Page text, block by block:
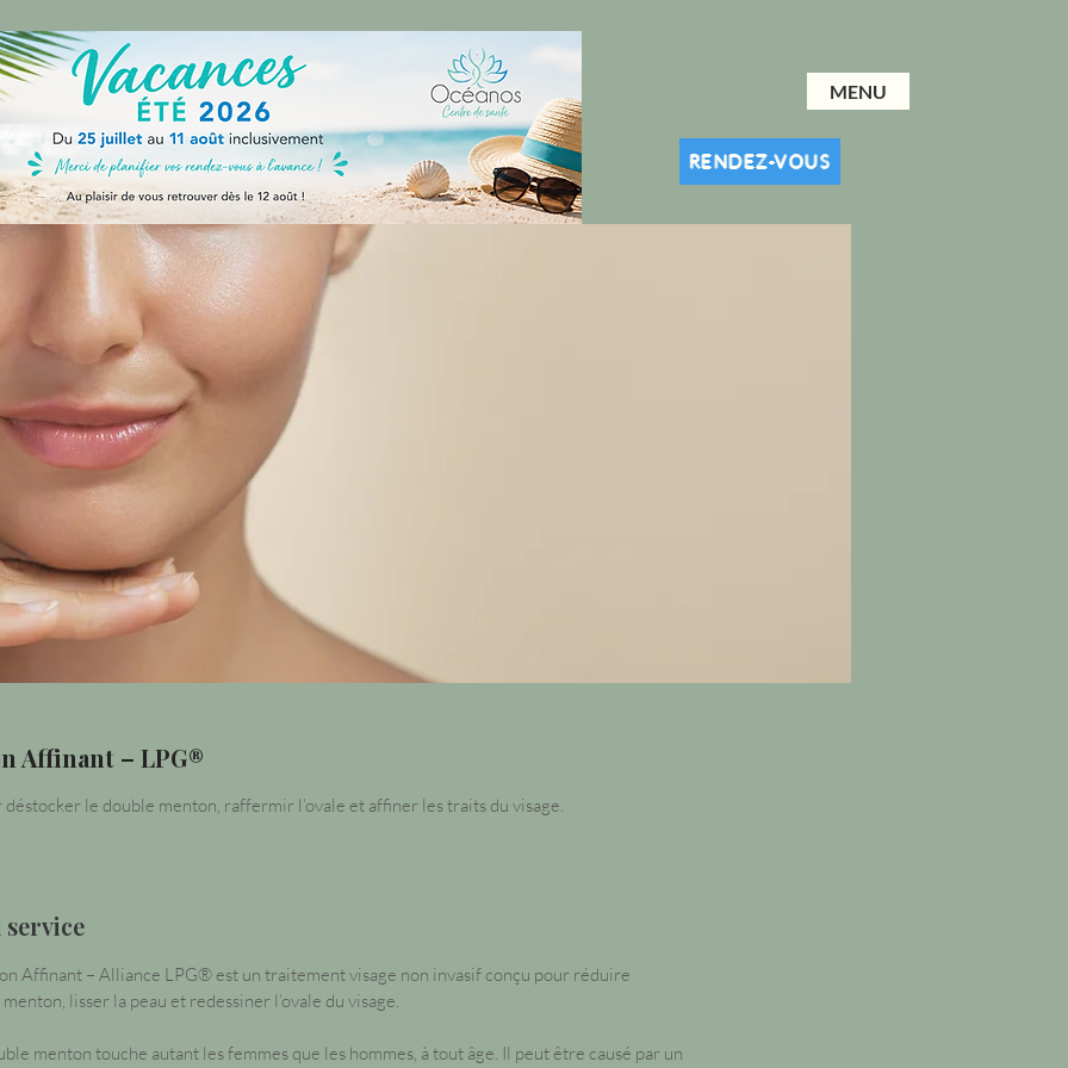
MENU
RENDEZ-VOUS
Affinant – LPG®
le double menton, raffermir l’ovale et affiner les traits du visage.
Affinant – Alliance LPG® est un traitement visage non invasif conçu pour réduire
lisser la peau et redessiner l’ovale du visage.
menton touche autant les femmes que les hommes, à tout âge. Il peut être causé par un